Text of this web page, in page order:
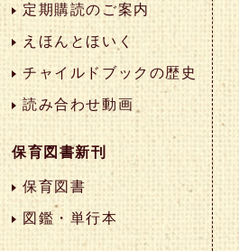
定期購読のご案内
えほんとほいく
チャイルドブックの歴史
読み合わせ動画
保育図書新刊
保育図書
図鑑・単行本